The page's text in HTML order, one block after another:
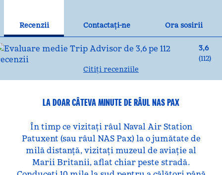
Recenzii Contactaţi-ne
Ora sosirii
3,6
(112)
Citiți recenziile
LA DOAR CÂTEVA MINUTE DE RÂUL NAS PAX
În timp ce vizitați râul Naval Air Station
Patuxent (sau râul NAS Pax) la o jumătate de
milă distanță, vizitați muzeul de aviație al
Marii Britanii, aflat chiar peste stradă.